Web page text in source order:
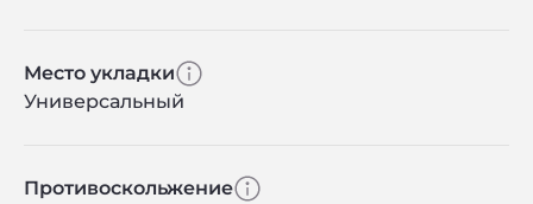
Место укладки
Универсальный
Противоскольжение